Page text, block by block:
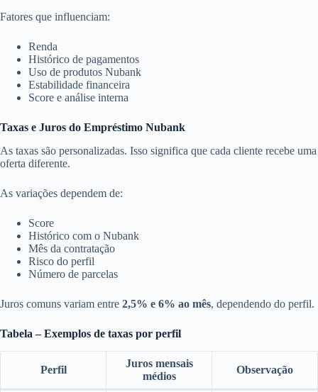
Fatores que influenciam:
Renda
Histórico de pagamentos
Uso de produtos Nubank
Estabilidade financeira
Score e análise interna
Taxas e Juros do Empréstimo Nubank
As taxas são personalizadas. Isso significa que cada cliente recebe uma
oferta diferente.
As variações dependem de:
Score
Histórico com o Nubank
Mês da contratação
Risco do perfil
Número de parcelas
Juros comuns variam entre 2,5% e 6% ao mês, dependendo do perfil.
Tabela – Exemplos de taxas por perfil
Perfil
Juros mensais
médios
Observação